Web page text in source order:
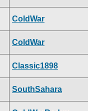
ColdWar
ColdWar
Classic1898
SouthSahara